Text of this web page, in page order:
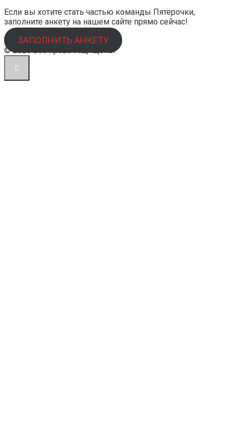
Если вы хотите стать частью команды Пятёрочки,
заполните анкету на нашем сайте прямо сейчас!
ЗАПОЛНИТЬ АНКЕТУ
© 2026 Все права защищены.